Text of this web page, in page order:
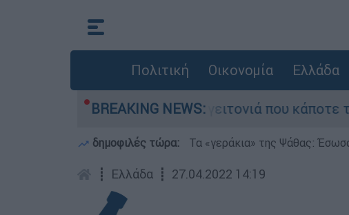
Πολιτική Οικονομία Ελλάδα
BREAKING NEWS:
από τη μεγάλη φωτιά τη γειτονιά που κάποτε
δημοφιλές τώρα: Τα «γεράκια» της Ψάθας:
┋ Ελλάδα ┋ 27.04.2022 14:19